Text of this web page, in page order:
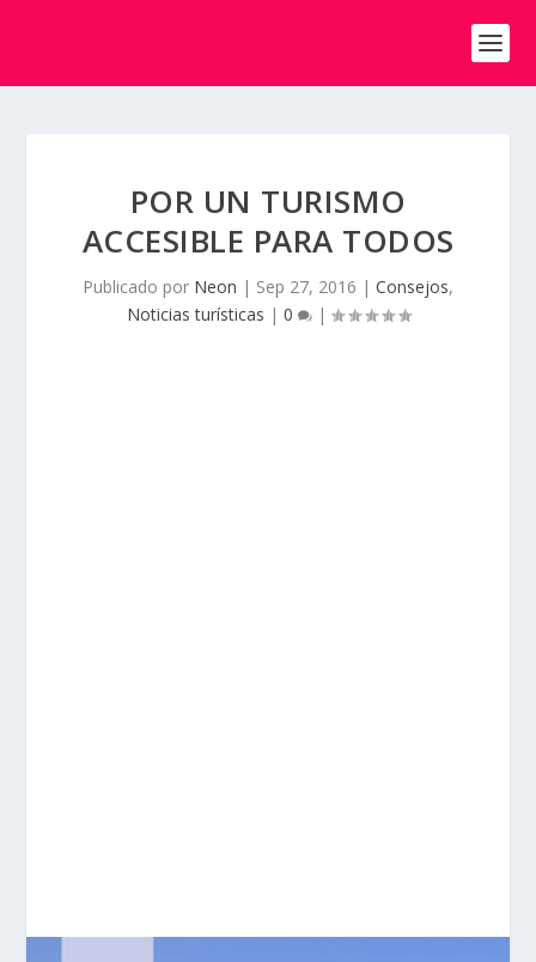
POR UN TURISMO
ACCESIBLE PARA TODOS
Publicado por Neon | Sep 27, 2016 | Consejos,
Noticias turísticas | 0 |